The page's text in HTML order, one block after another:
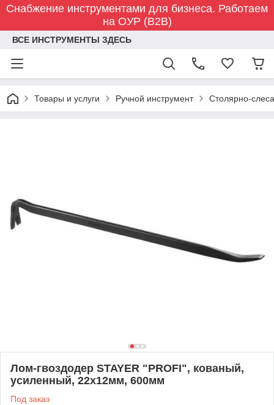
Снабжение инструментами для бизнеса. Работаем
на ОУР (B2B)
ВСЕ ИНСТРУМЕНТЫ ЗДЕСЬ
Товары и услуги Ручной инструмент Столярно-
Лом-гвоздодер STAYER "PROFI", кованый,
усиленный, 22х12мм, 600мм
Под заказ